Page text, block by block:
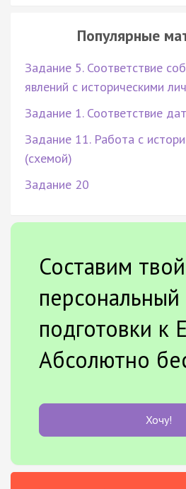
Популярные
Задание 5. Соответствие
явлений с историческими
Задание 1. Соответствие
Задание 11. Работа с
(схемой)
Задание 20
Составим твой
персональный
подготовки к
Абсолютно
Хочу!